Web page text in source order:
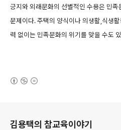
긍지와 외래문화의 선별적인 수용은 민
문제이다. 주택의 양식이나 의생활,식생
력 없이는 민족문화의 위기를 맞을 수도
김용택의 참교육이야기